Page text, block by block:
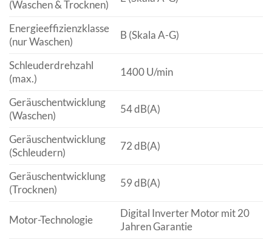
(Waschen & Trocknen)
Energieeffizienzklasse
(nur Waschen)
B (Skala A-G)
Schleuderdrehzahl
(max.)
1400 U/min
Geräuschentwicklung
(Waschen)
54 dB(A)
Geräuschentwicklung
(Schleudern)
72 dB(A)
Geräuschentwicklung
(Trocknen)
59 dB(A)
Motor-Technologie
Digital Inverter Motor mit 20
Jahren Garantie